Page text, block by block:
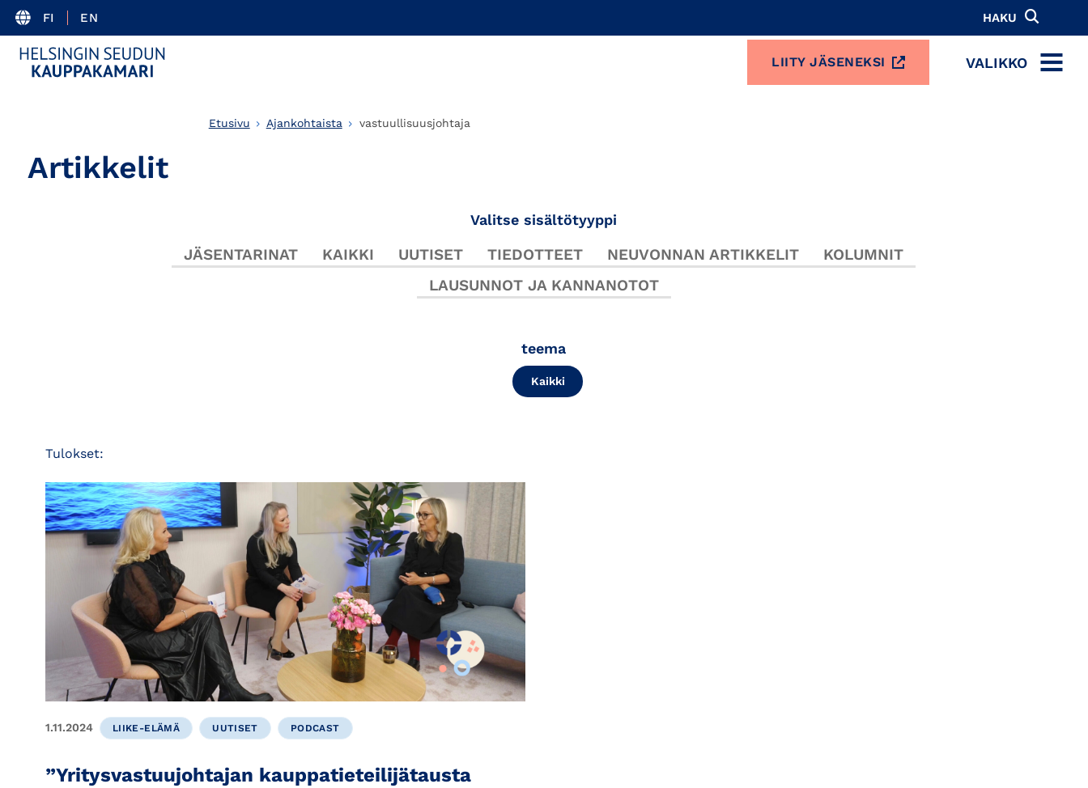
FI EN HAKU
LIITY JÄSENEKSI VALIKKO
MENU
Etusivu Ajankohtaista vastuullisuusjohtaja
Artikkelit
Valitse sisältötyyppi
JÄSENTARINAT KAIKKI UUTISET TIEDOTTEET NEUVONNAN ARTIKKELIT
KOLUMNIT
LAUSUNNOT JA KANNANOTOT
teema
Kaikki
Tulokset:
1.11.2024 LIIKE-ELÄMÄ UUTISET PODCAST
”Yritysvastuujohtajan kauppatieteilijätausta